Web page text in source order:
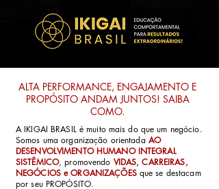
ALTA PERFORMANCE, ENGAJAMENTO E
PROPÓSITO ANDAM JUNTOS! SAIBA
COMO.
A IKIGAI BRASIL é muito mais do que um negócio.
Somos uma organização orientada AO
DESENVOLVIMENTO HUMANO INTEGRAL
SISTÊMICO, promovendo VIDAS, CARREIRAS,
NEGÓCIOS e ORGANIZAÇÕESque se destacam
por seu PROPÓSITO.